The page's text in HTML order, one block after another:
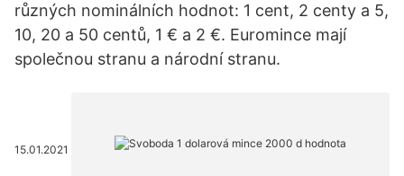
různých nominálních hodnot: 1 cent, 2 centy a 5,
10, 20 a 50 centů, 1 € a 2 €. Euromince mají
společnou stranu a národní stranu.
15.01.2021